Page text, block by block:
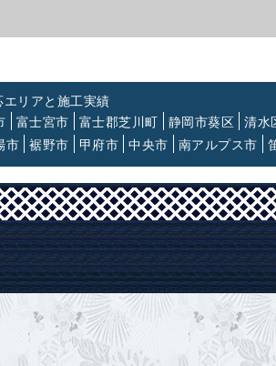
エリアと施工実績
富士宮市 富士郡芝川町 静岡市葵区
清水
市
裾野市 甲府市 中央市 南アルプス市